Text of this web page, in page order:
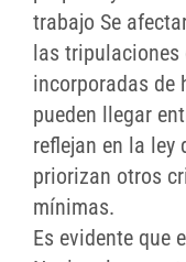
trabajo Se
las
incorporadas de
pueden llegar
reflejan en la ley
priorizan otros
mínimas.
Es evidente que